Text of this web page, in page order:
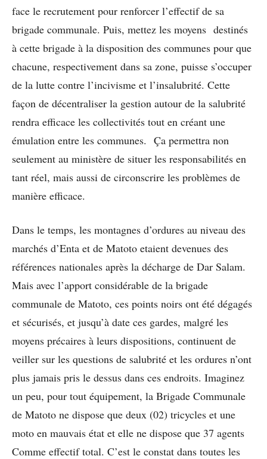
face le recrutement pour renforcer l’effectif de sa
brigade communale. Puis, mettez les moyens destinés
à cette brigade à la disposition des communes pour que
chacune, respectivement dans sa zone, puisse s’occuper
de la lutte contre l’incivisme et l’insalubrité. Cette
façon de décentraliser la gestion autour de la salubrité
rendra efficace les collectivités tout en créant une
émulation entre les communes. Ça permettra non
seulement au ministère de situer les responsabilités en
tant réel, mais aussi de circonscrire les problèmes de
manière efficace.
Dans le temps, les montagnes d’ordures au niveau des
marchés d’Enta et de Matoto etaient devenues des
références nationales après la décharge de Dar Salam.
Mais avec l’apport considérable de la brigade
communale de Matoto, ces points noirs ont été dégagés
et sécurisés, et jusqu’à date ces gardes, malgré les
moyens précaires à leurs dispositions, continuent de
veiller sur les questions de salubrité et les ordures n’ont
plus jamais pris le dessus dans ces endroits. Imaginez
un peu, pour tout équipement, la Brigade Communale
de Matoto ne dispose que deux (02) tricycles et une
moto en mauvais état et elle ne dispose que 37 agents
Comme effectif total. C’est le constat dans toutes les